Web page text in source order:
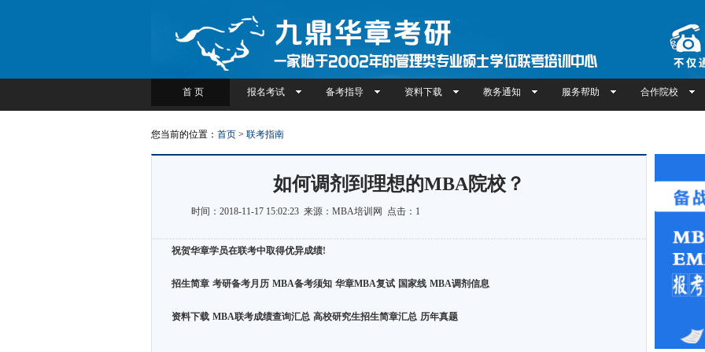
首 页 报名考试 备考指导 资料下载 教务通知 服务帮助 合作院校
您当前的位置： 首页 > 联考指南
如何调剂到理想的MBA院校？
时间：2018-11-17 15:02:23 来源：MBA培训网 点击： 1
祝贺华章学员在联考中取得优异成绩!
招生简章 考研备考月历 MBA备考须知 华章MBA复试 国家线 MBA调剂信息
资料下载 MBA联考成绩查询汇总 高校研究生招生简章汇总 历年真题